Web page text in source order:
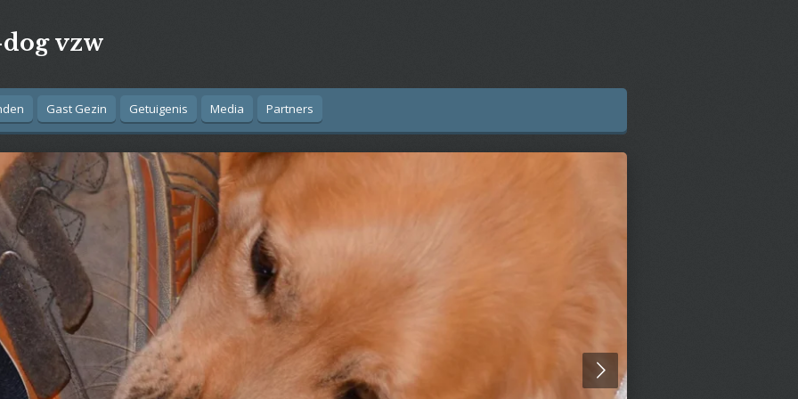
vzw
Gast Gezin Getuigenis Media Partners